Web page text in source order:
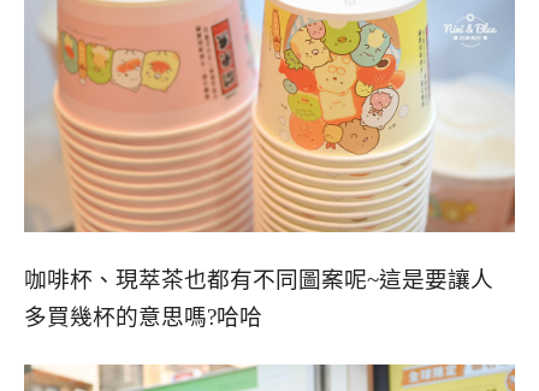
咖啡杯、現萃茶也都有不同圖案呢~這是要讓人
多買幾杯的意思嗎?哈哈